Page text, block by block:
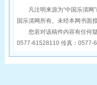
凡注明来源为“中国乐清网”
国乐清网所有。未经本网书面
您若对该稿件内容有任何疑
0577-61528110 传真：0577-